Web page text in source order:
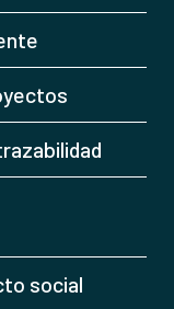
social